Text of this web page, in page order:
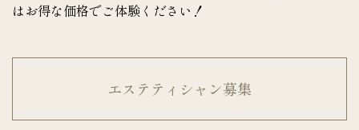
はお得な価格でご体験ください！
エステティシャン募集